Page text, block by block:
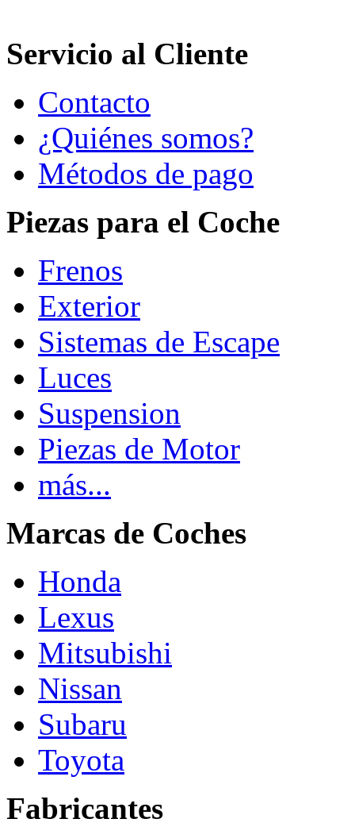
Servicio al Cliente
Contacto
¿Quiénes somos?
Métodos de pago
Piezas para el Coche
Frenos
Exterior
Sistemas de Escape
Luces
Suspension
Piezas de Motor
más...
Marcas de Coches
Honda
Lexus
Mitsubishi
Nissan
Subaru
Toyota
Fabricantes